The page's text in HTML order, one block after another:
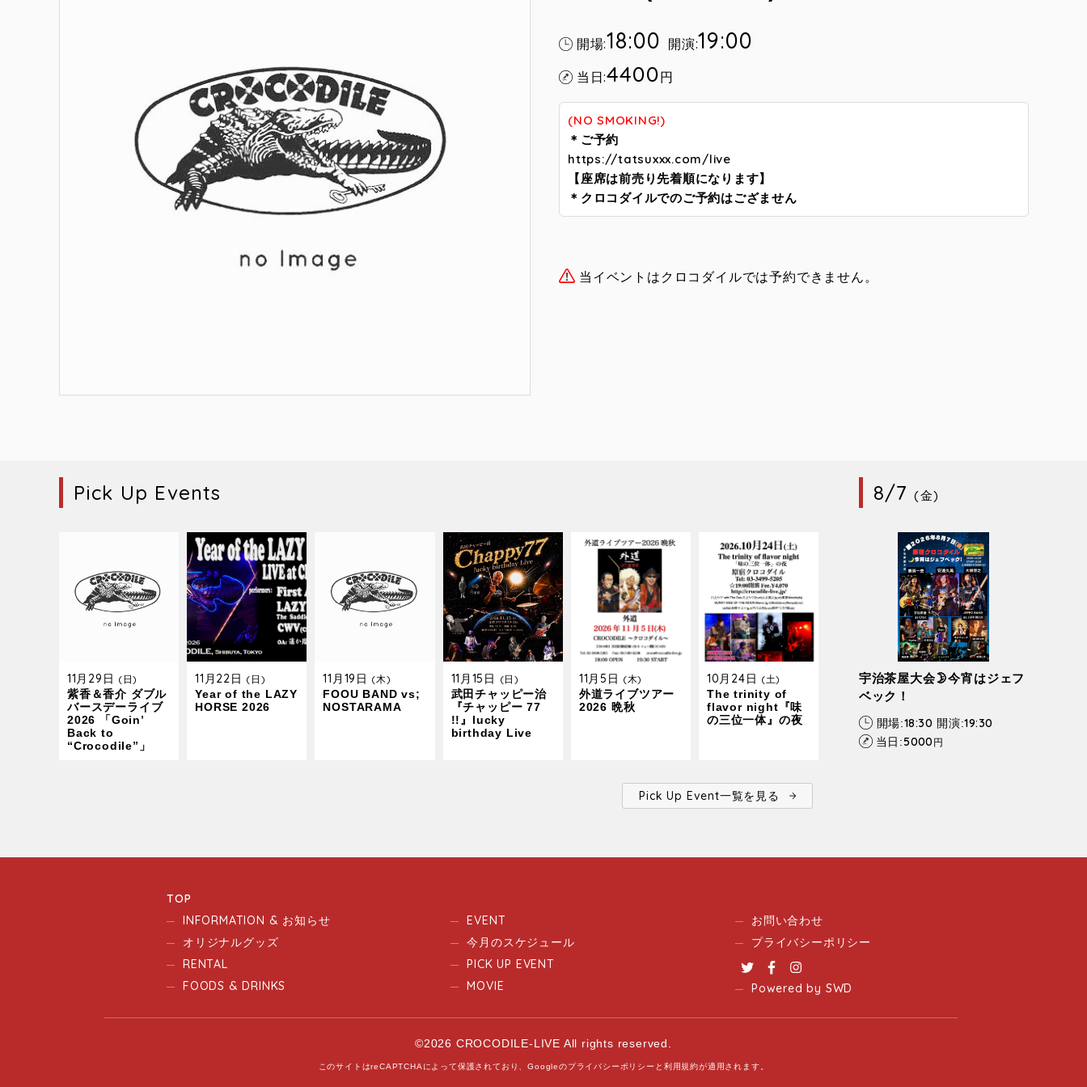
開場:18:00 開演:19:00
当日:4400円
(NO SMOKING!)
＊ご予約
https://tatsuxxx.com/live
【座席は前売り先着順になります】
＊クロコダイルでのご予約はござません
当イベントはクロコダイルでは予約できません。
Pick Up Events
11月29日 (日)
紫香＆香介 ダブル
バースデーライブ
2026 「Goin’
Back to
“Crocodile”」
11月22日 (日)
Year of the LAZY
HORSE 2026
11月19日 (木)
FOOU BAND vs;
NOSTARAMA
11月15日 (日)
武田チャッピー治
『チャッピー 77
!!』lucky
birthday Live
11月5日 (木)
外道ライブツアー
2026 晩秋
10月24日 (土)
The trinity of
flavor night『味
の三位一体』の夜
Pick Up Event一覧を見る
8/7(金)
宇治茶屋大会🌛今宵はジェフ
ベック！
開場:18:30 開演:19:30
当日:5000 円
TOP
INFORMATION & お知らせ
オリジナルグッズ
RENTAL
FOODS & DRINKS
EVENT
今月のスケジュール
PICK UP EVENT
MOVIE
お問い合わせ
プライバシーポリシー
TwitterFacebook
Powered by SWD
©2026 CROCODILE-LIVE All rights reserved.
このサイトはreCAPTCHAによって保護されており、Googleのプライバシーポリシー と 利用規約が適用されます。